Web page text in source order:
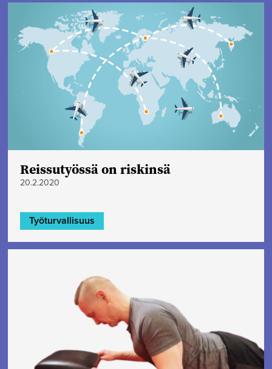
Reissutyössä on riskinsä
20.2.2020
Työturvallisuus